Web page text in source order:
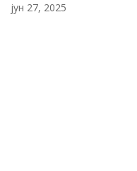
јун 27, 2025